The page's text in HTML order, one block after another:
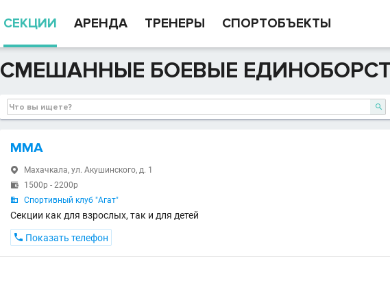
СЕКЦИИ АРЕНДА ТРЕНЕРЫ СПОРТОБЪЕКТЫ
СМЕШАННЫЕ БОЕВЫЕ

ММА
 Махачкала, ул. Акушинского, д. 1
 1500р - 2200р
 Спортивный клуб "Агат"
Секции как для взрослых, так и для детей
 Показать телефон